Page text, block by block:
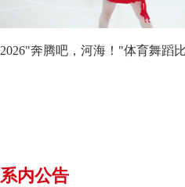
2026"奔腾吧，河海！"体育舞蹈
系内公告